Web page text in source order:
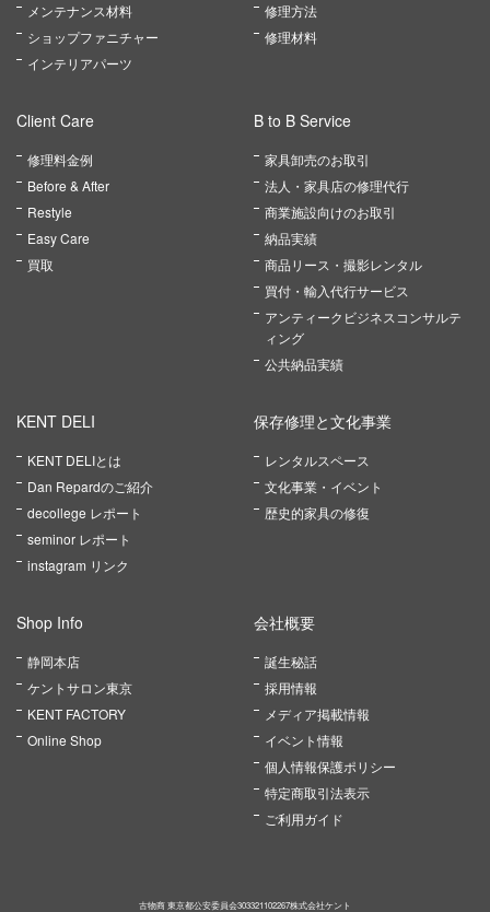
メンテナンス材料
ショップファニチャー
インテリアパーツ
修理方法
修理材料
Client Care
修理料金例
Before & After
Restyle
Easy Care
買取
B to B Service
家具卸売のお取引
法人・家具店の修理代行
商業施設向けのお取引
納品実績
商品リース・撮影レンタル
買付・輸入代行サービス
アンティークビジネスコンサルテ
ィング
公共納品実績
KENT DELI
KENT DELIとは
Dan Repardのご紹介
decollege レポート
seminor レポート
instagram リンク
保存修理と文化事業
レンタルスペース
文化事業・イベント
歴史的家具の修復
Shop Info
静岡本店
ケントサロン東京
KENT FACTORY
Online Shop
会社概要
誕生秘話
採用情報
メディア掲載情報
イベント情報
個人情報保護ポリシー
特定商取引法表示
ご利用ガイド
古物商 東京都公安委員会303321102267株式会社ケント